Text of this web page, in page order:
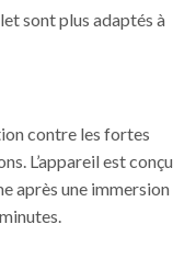
sont plus adaptés à
contre les fortes
L’appareil est conçu
après une immersion